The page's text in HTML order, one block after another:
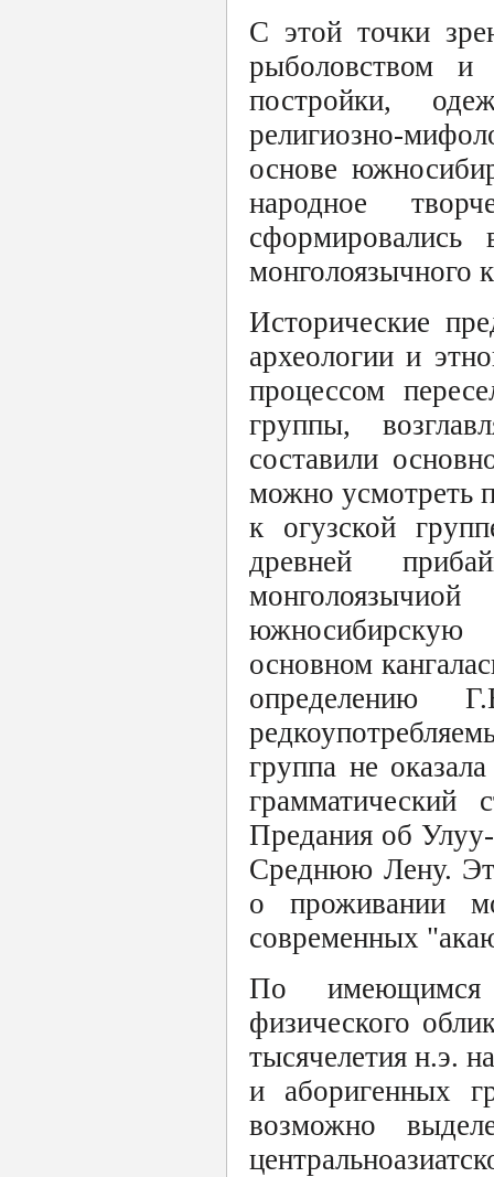
С этой точки
рыболовством и
постройки,
религиозно-
основе
народное
монголоязычного
Исторические
археологии и
процессом
группы,
составили
можно усмотреть
к огузской
древней
южносибирскую
основном
определению
группа не
грамматический
Предания об
Среднюю Лену.
о проживании
современных
По имеющимся
физического
тысячелетия н.э.
и аборигенных
возможно